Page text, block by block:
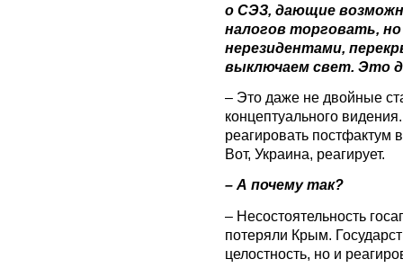
о СЭЗ, дающие
налогов торговать,
нерезидентами,
выключаем свет. Это
– Это даже не двойные
концептуального
реагировать постфактум
Вот, Украина, реагирует.
– А почему так?
– Несостоятельность
потеряли Крым.
целостность, но и